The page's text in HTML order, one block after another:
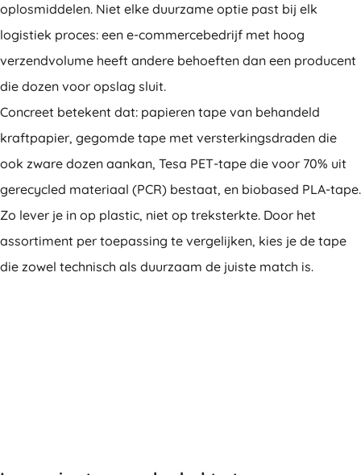
oplosmiddelen. Niet elke duurzame optie past bij elk
logistiek proces: een e-commercebedrijf met hoog
verzendvolume heeft andere behoeften dan een producent
die dozen voor opslag sluit.
Concreet betekent dat: papieren tape van behandeld
kraftpapier, gegomde tape met versterkingsdraden die
ook zware dozen aankan, Tesa PET-tape die voor 70% uit
gerecycled materiaal (PCR) bestaat, en biobased PLA-tape.
Zo lever je in op plastic, niet op treksterkte. Door het
assortiment per toepassing te vergelijken, kies je de tape
die zowel technisch als duurzaam de juiste match is.